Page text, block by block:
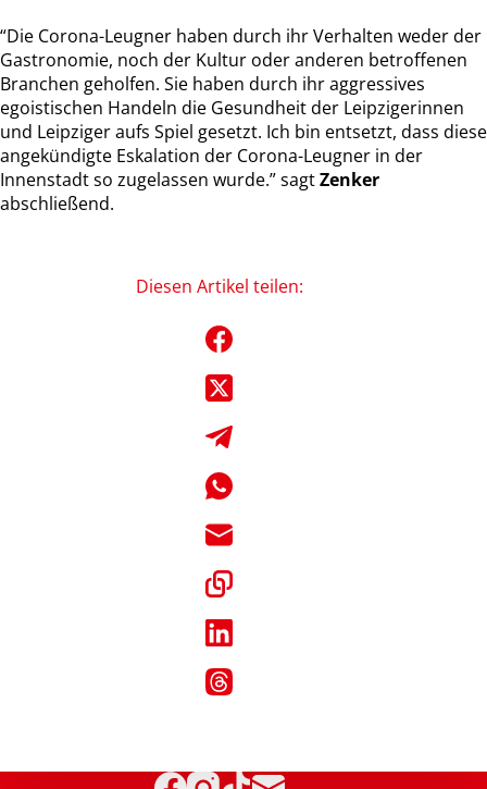
“Die Corona-Leugner haben durch ihr Verhalten weder der
Gastronomie, noch der Kultur oder anderen betroffenen
Branchen geholfen. Sie haben durch ihr aggressives
egoistischen Handeln die Gesundheit der Leipzigerinnen
und Leipziger aufs Spiel gesetzt. Ich bin entsetzt, dass diese
angekündigte Eskalation der Corona-Leugner in der
Innenstadt so zugelassen wurde.” sagtZenker
abschließend.
Diesen Artikel teilen: